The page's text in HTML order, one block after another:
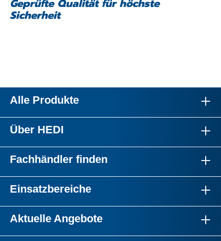
Geprüfte Qualität für höchste
Sicherheit
Alle Produkte
Über HEDI
Fachhändler finden
Einsatzbereiche
Aktuelle Angebote